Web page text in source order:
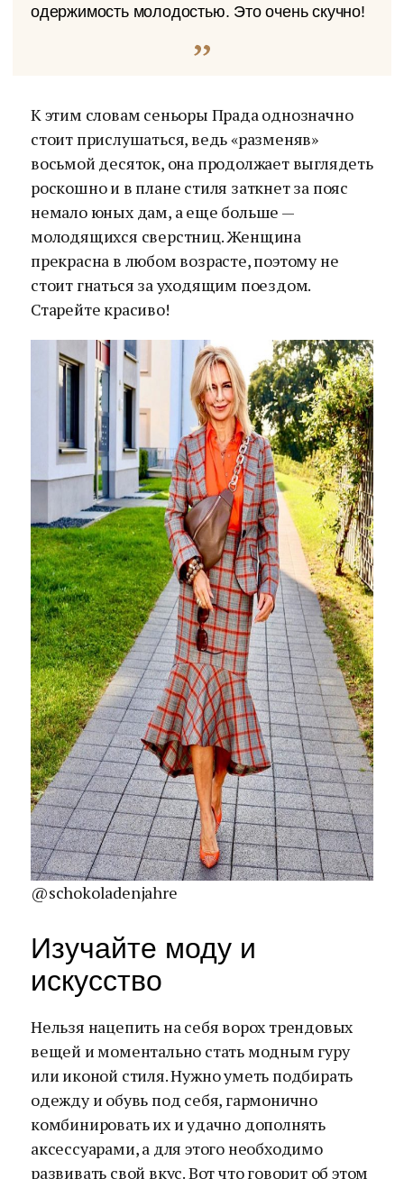
одержимость молодостью. Это очень скучно!
К этим словам сеньоры Прада однозначно
стоит прислушаться, ведь «разменяв»
восьмой десяток, она продолжает выглядеть
роскошно и в плане стиля заткнет за пояс
немало юных дам, а еще больше —
молодящихся сверстниц. Женщина
прекрасна в любом возрасте, поэтому не
стоит гнаться за уходящим поездом.
Старейте красиво!
@schokoladenjahre
Изучайте моду и
искусство
Нельзя нацепить на себя ворох трендовых
вещей и моментально стать модным гуру
или иконой стиля. Нужно уметь подбирать
одежду и обувь под себя, гармонично
комбинировать их и удачно дополнять
аксессуарами, а для этого необходимо
развивать свой вкус. Вот что говорит об этом